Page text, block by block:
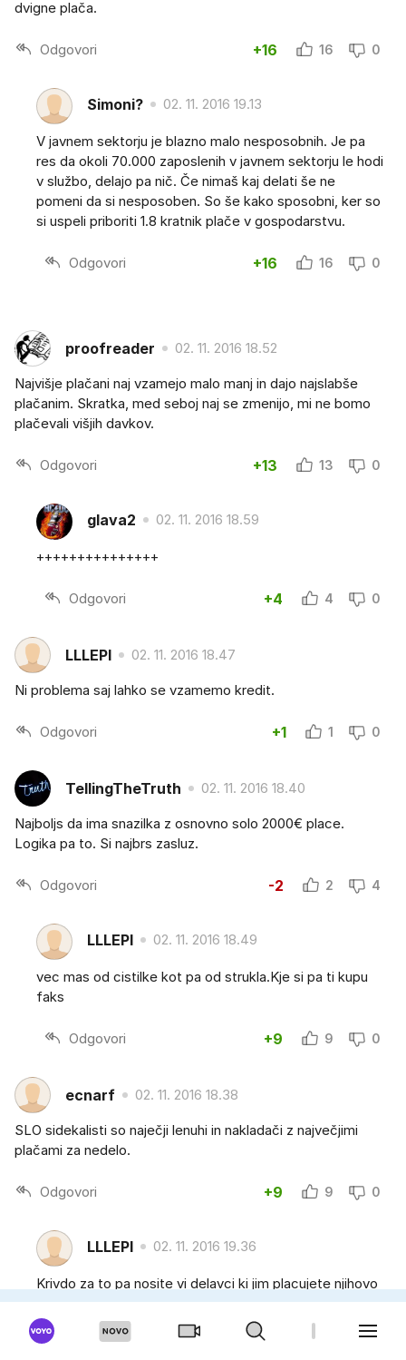
dvigne plača.
Odgovori +16 16 0
Simoni? 02. 11. 2016 19.13
V javnem sektorju je blazno malo nesposobnih. Je pa
res da okoli 70.000 zaposlenih v javnem sektorju le hodi
v službo, delajo pa nič. Če nimaš kaj delati še ne
pomeni da si nesposoben. So še kako sposobni, ker so
si uspeli priboriti 1.8 kratnik plače v gospodarstvu.
Odgovori +16 16 0
proofreader 02. 11. 2016 18.52
Najvišje plačani naj vzamejo malo manj in dajo najslabše
plačanim. Skratka, med seboj naj se zmenijo, mi ne bomo
plačevali višjih davkov.
Odgovori +13 13 0
glava2 02. 11. 2016 18.59
+++++++++++++++
Odgovori +4 4 0
LLLEPI 02. 11. 2016 18.47
Ni problema saj lahko se vzamemo kredit.
Odgovori +1 1 0
TellingTheTruth 02. 11. 2016 18.40
Najboljs da ima snazilka z osnovno solo 2000€ place.
Logika pa to. Si najbrs zasluz.
Odgovori -2 2 4
LLLEPI 02. 11. 2016 18.49
vec mas od cistilke kot pa od strukla.Kje si pa ti kupu
faks
Odgovori +9 9 0
ecnarf 02. 11. 2016 18.38
SLO sidekalisti so naječji lenuhi in nakladači z največjimi
plačami za nedelo.
Odgovori +9 9 0
LLLEPI 02. 11. 2016 19.36
Krivdo za to pa nosite vi delavci ki jim placujete njihovo
razkosno zivljenje.Pa potrudite se se v naprej da tako
ostane.Kaj pa bi vi poceli z denarjem saj ste se ze
navadili na to da nic ne zasluzite